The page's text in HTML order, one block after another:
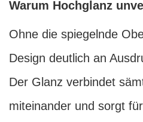
Warum Hochglanz
Ohne die spiegelnde
Design deutlich an
Der Glanz verbindet
miteinander und sorgt